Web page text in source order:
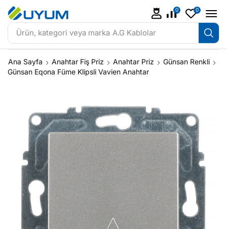
Ürün, kategori veya marka A.G Kablolar
0 0
Ana Sayfa Anahtar Fiş Priz Anahtar Priz
Günsan Renkli
Günsan Eqona Füme Klipsli Vavien Anahtar